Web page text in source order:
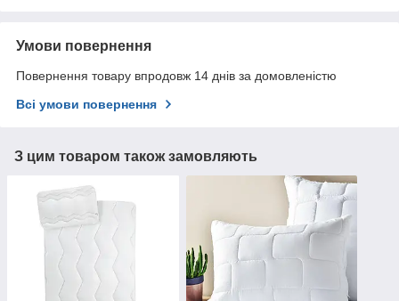
Умови повернення
Повернення товару впродовж 14 днів за домовленістю
Всі умови повернення
З цим товаром також замовляють